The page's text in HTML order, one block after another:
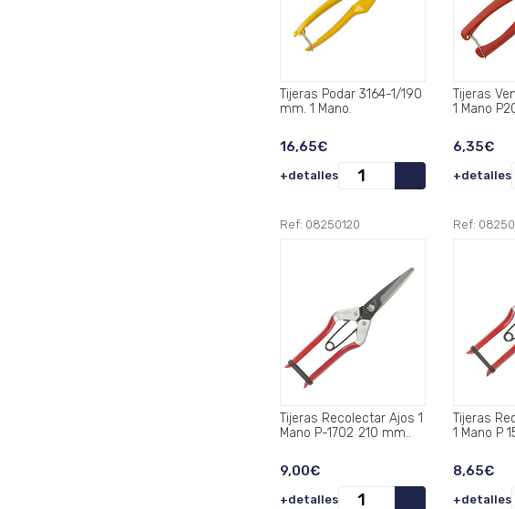
Tijeras Podar 3164-1/190
mm. 1 Mano.
16,65€
+detalles
Tijeras
1
6,35€
+detalles
Ref: 08250120
Tijeras Recolectar Ajos 1
Mano P-1702 210 mm..
9,00€
+detalles
Ref:
Tijeras
8,65€
+detalles